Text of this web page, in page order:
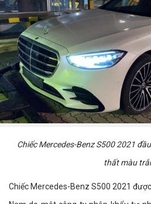
Chiếc Mercedes-Benz S500 2021
thất màu
Chiếc Mercedes-Benz S500 2021